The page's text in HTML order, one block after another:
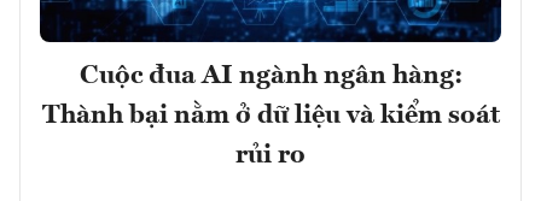
Cuộc đua AI ngành ngân hàng:
Thành bại nằm ở dữ liệu và kiểm soát
rủi ro